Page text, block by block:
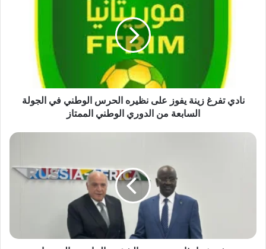
نادي تفرغ زينة يفوز على نظيره الحرس الوطني في الجولة
السابعة من الدوري الوطني الممتاز